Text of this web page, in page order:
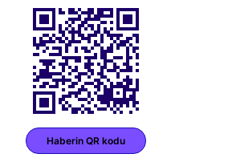
Haberin QR kodu